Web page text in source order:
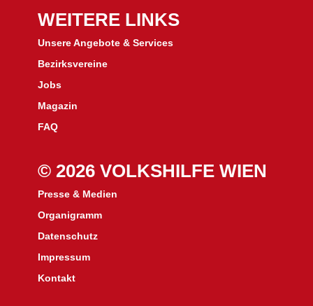
WEITERE LINKS
Unsere Angebote & Services
Bezirksvereine
Jobs
Magazin
FAQ
© 2026 VOLKSHILFE WIEN
Presse & Medien
Organigramm
Datenschutz
Impressum
Kontakt